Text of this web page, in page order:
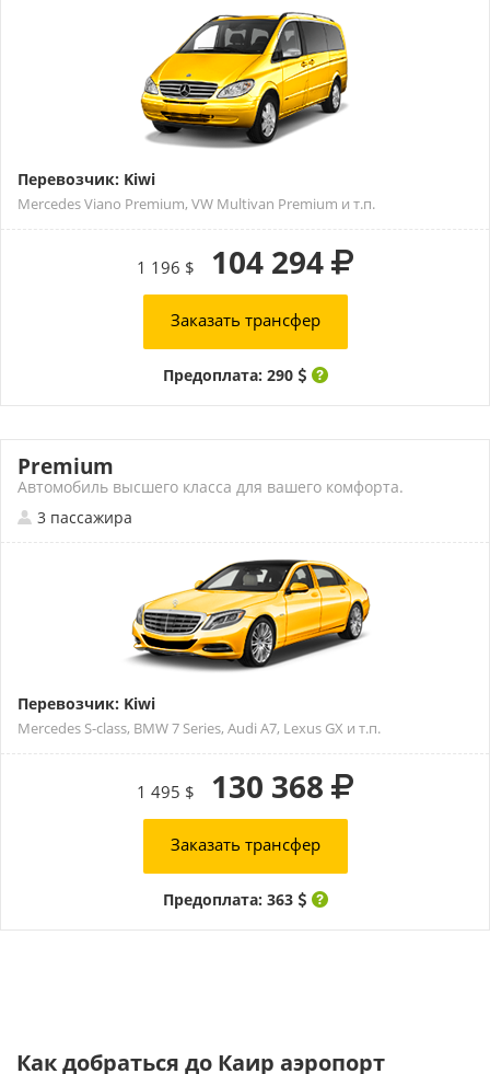
Перевозчик: Kiwi
Mercedes Viano Premium, VW Multivan Premium и т.п.
1 196 $ 104 294
Заказать трансфер
Предоплата: 290
Premium
Автомобиль высшего класса для вашего комфорта.
3 пассажира
Перевозчик: Kiwi
Mercedes S-class, BMW 7 Series, Audi A7, Lexus GX и т.п.
1 495 $ 130 368
Заказать трансфер
Предоплата: 363
Как добраться до Каир аэропорт